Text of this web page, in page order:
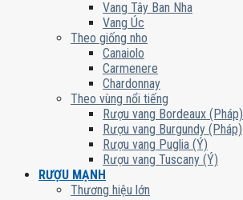
Vang Tây Ban Nha
Vang Úc
Theo giống nho
Canaiolo
Carmenere
Chardonnay
Theo vùng nổi tiếng
Rượu vang Bordeaux (Pháp)
Rượu vang Burgundy (Pháp)
Rượu vang Puglia (Ý)
Rượu vang Tuscany (Ý)
RƯỢU MẠNH
Thương hiệu lớn